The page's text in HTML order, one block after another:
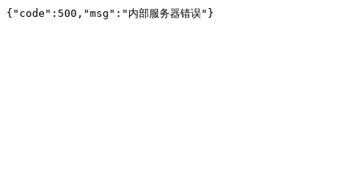
{"code":500,"msg":"内部服务器错误"}